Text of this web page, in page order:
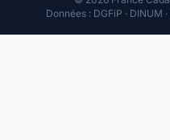
Données : DGFiP · DINUM